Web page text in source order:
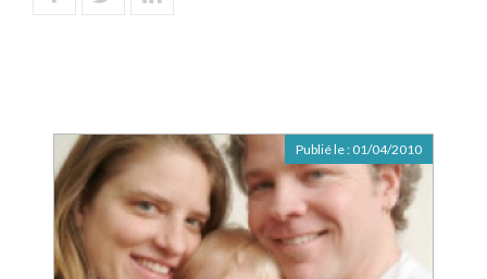
Publié le : 01/04/2010